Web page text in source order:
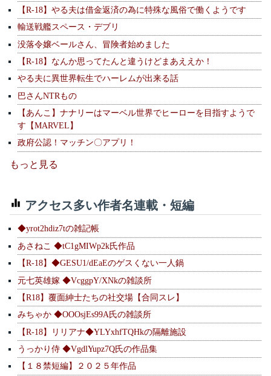
【R-18】やる夫は借金返済の為に特殊な風俗で働くようです
輸送戦艦スペース・デブリ
没落令嬢ベールさん、冒険者始めました
【R-18】なんか思ってたんと違うけどまあええか！
やる夫に異世界転生でハーレムが出来る話
巴さんNTRもの
【あんこ】ナナリーはマーベル世界でヒーローを目指すようで
す【MARVEL】
政府公認！マッチン〇アプリ！
もっと見る
アクセス多い作者名連載・短編
◆yrot2hdiz7tの雑記帳
あさねこ ◆tC1gMIWp2k氏作品
【R-18】◆GESU1/dEaEのゲスくない一人鍋
元七英雄嫁 ◆VcggpY/XNkの雑談所
【R18】覆面紳士たちの社交場【合同スレ】
みちゃか ◆OOOsjEs99A氏の雑談所
【R-18】リリアナ◆YLYxhfTQHkの隔離施設
うっかり侍 ◆VgdlYupz7Q氏の作品集
【１８禁短編】２０２５年作品